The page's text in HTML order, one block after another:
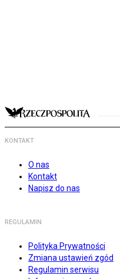
KONTAKT
O nas
Kontakt
Napisz do nas
REGULAMIN
Polityka Prywatności
Zmiana ustawień zgód
Regulamin serwisu